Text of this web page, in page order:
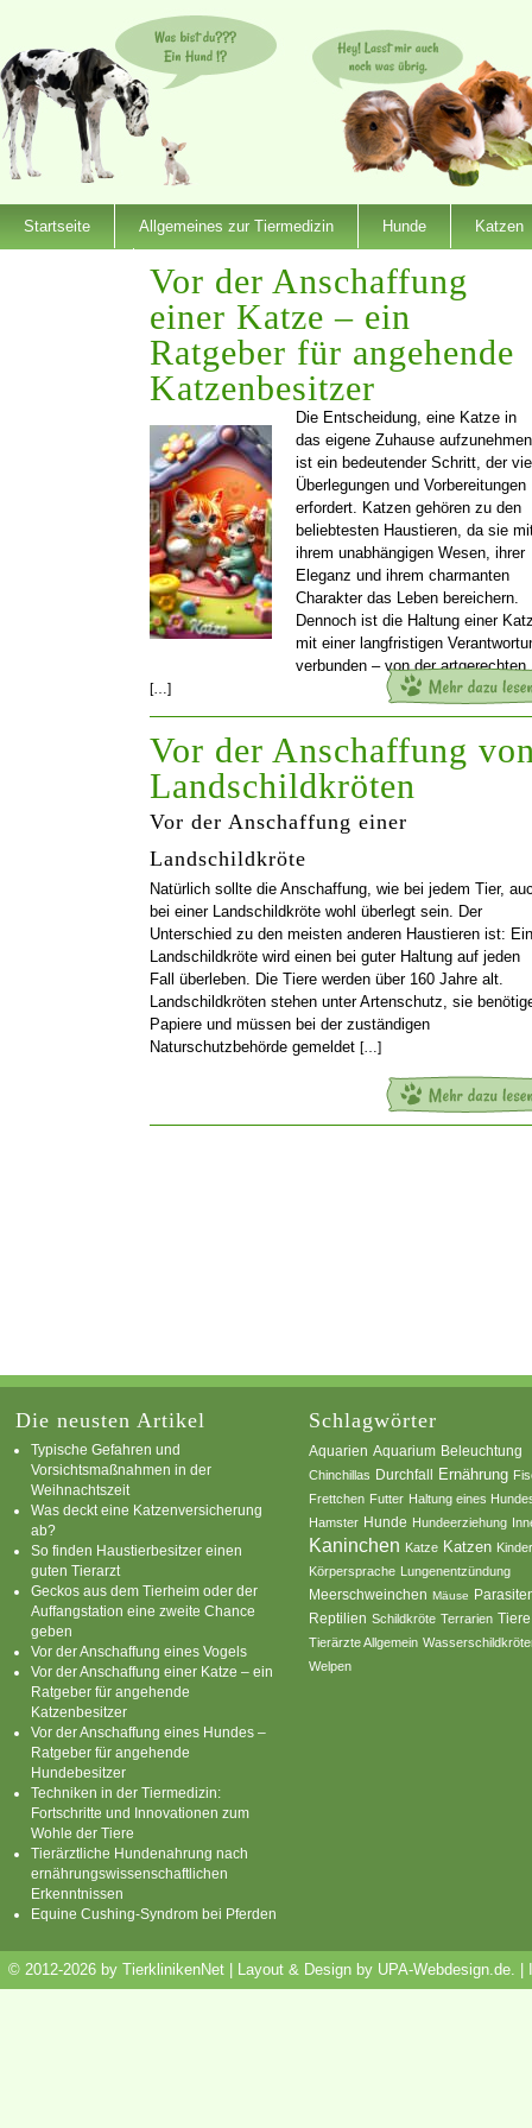
Startseite Allgemeines zur Tiermedizin Hunde Katzen
Vor der Anschaffung
einer Katze – ein
Ratgeber für angehende
Katzenbesitzer
Die Entscheidung, eine Katze in
das eigene Zuhause
ist ein bedeutender Schritt, der
Überlegungen und Vorbereitungen
erfordert. Katzen gehören zu den
beliebtesten Haustieren, da sie
ihrem unabhängigen Wesen, ihrer
Eleganz und ihrem charmanten
Charakter das Leben bereichern.
Dennoch ist die Haltung einer
mit einer langfristigen
verbunden – von der artgerechten
[…]
Vor der Anschaffung
Landschildkröten
Vor der Anschaffung einer
Landschildkröte
Natürlich sollte die Anschaffung, wie bei jedem Tier,
bei einer Landschildkröte wohl überlegt sein. Der
Unterschied zu den meisten anderen Haustieren ist:
Landschildkröte wird einen bei guter Haltung auf jeden
Fall überleben. Die Tiere werden über 160 Jahre alt.
Landschildkröten stehen unter Artenschutz, sie
Papiere und müssen bei der zuständigen
Naturschutzbehörde gemeldet […]
Die neusten Artikel
Typische Gefahren und
Vorsichtsmaßnahmen in der
Weihnachtszeit
Was deckt eine Katzenversicherung
ab?
So finden Haustierbesitzer einen
guten Tierarzt
Geckos aus dem Tierheim oder der
Auffangstation eine zweite Chance
geben
Vor der Anschaffung eines Vogels
Vor der Anschaffung einer Katze – ein
Ratgeber für angehende
Katzenbesitzer
Vor der Anschaffung eines Hundes –
Ratgeber für angehende
Hundebesitzer
Techniken in der Tiermedizin:
Fortschritte und Innovationen zum
Wohle der Tiere
Tierärztliche Hundenahrung nach
ernährungswissenschaftlichen
Erkenntnissen
Equine Cushing-Syndrom bei Pferden
Schlagwörter
Aquarien Aquarium Beleuchtung
Chinchillas Durchfall Ernährung
Frettchen Futter Haltung eines
Hamster Hunde Hundeerziehung
Kaninchen Katze Katzen
Körpersprache Lungenentzündung
Meerschweinchen Mäuse
Reptilien Schildkröte Terrarien Tiere
Tierärzte Allgemein
Welpen
© 2012-2026 by TierklinikenNet | Layout & Design by UPA-Webdesign.de.